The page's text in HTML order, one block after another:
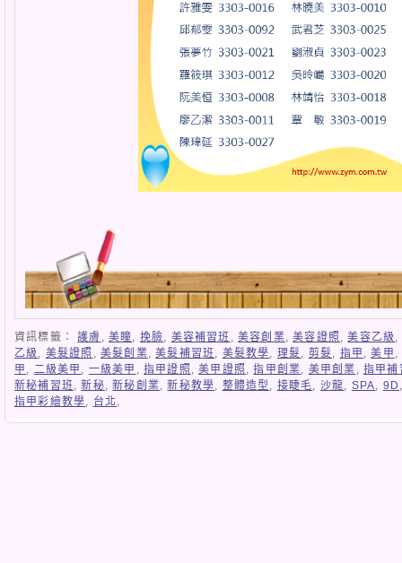
資訊標籤： 護膚 ,美瞳, 挽臉, 美容補習班 ,美容創業,美容證照 ,美容乙級 ,
乙級 , 美髮證照 ,美髮創業,美髮補習班 , 美髮教學, 理髮, 剪髮, 指甲 ,美甲 ,
甲 , 二級美甲 , 一級美甲 ,指甲證照 ,美甲證照 ,指甲創業, 美甲創業 , 指甲補
新秘補習班 ,新秘,新秘創業,新秘教學, 整體造型 , 接睫毛, 沙龍, SPA, 9D
指甲彩繪教學, 台北,